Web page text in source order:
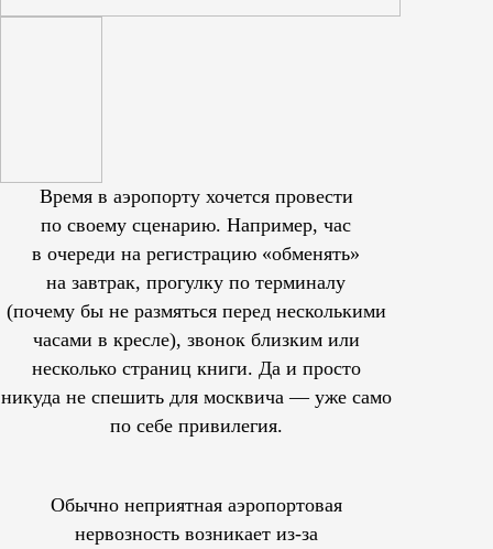
Время в аэропорту хочется провести
по своему сценарию. Например, час
в очереди на регистрацию «обменять»
на завтрак, прогулку по терминалу
(почему бы не размяться перед несколькими
часами в кресле), звонок близким или
несколько страниц книги. Да и просто
никуда не спешить для москвича — уже само
по себе привилегия.
Обычно неприятная аэропортовая
нервозность возникает из-за